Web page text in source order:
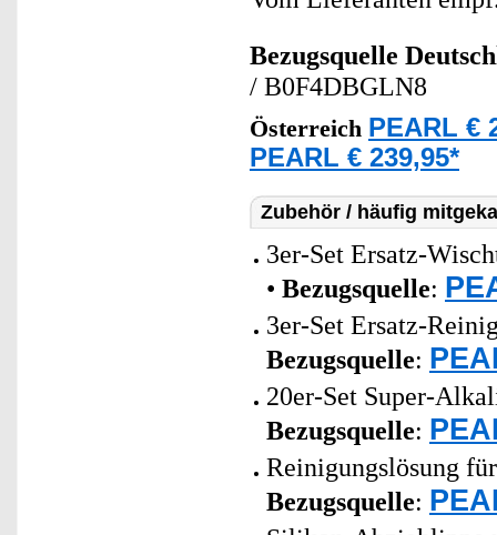
Bezugsquelle
/ B0F4DBGLN8
Österreich PEARL €
PEARL € 239,95*
Zubehör / häufig
3er-Set Ersatz-
• Bezugsquelle:
3er-Set Ersatz-
Bezugsquelle:
20er-Set Super-
Bezugsquelle:
Reinigungslösung
Bezugsquelle: